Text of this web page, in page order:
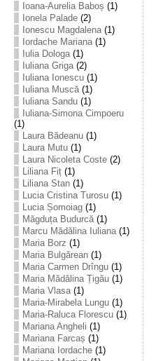
Ioana-Aurelia Baboș (1)
Ionela Palade(2)
Ionescu Magdalena(1)
Iordache Mariana(1)
Iulia Dologa(1)
Iuliana Griga(2)
Iuliana Ionescu(1)
Iuliana Muscă(1)
Iuliana Sandu(1)
Iuliana-Simona Cimpoeru
(1)
Laura Bădeanu(1)
Laura Mutu(1)
Laura Nicoleta Coste(2)
Liliana Fiț(1)
Liliana Stan(1)
Lucia Cristina Turosu(1)
Lucia Șomoiag(1)
Măgduța Budurcă(1)
Marcu Mădălina Iuliana(1)
Maria Borz (1)
Maria Bulgărean(1)
Maria Carmen Drîngu(1)
Maria Mădălina Țigău(1)
Maria Vlasa(1)
Maria-Mirabela Lungu(1)
Maria-Raluca Florescu(1)
Mariana Angheli (1)
Mariana Farcaș (1)
Mariana Iordache(1)